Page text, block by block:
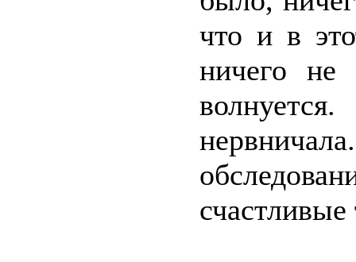
что и в
ничего не